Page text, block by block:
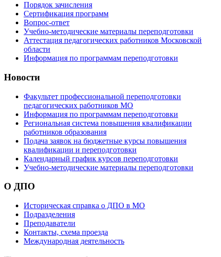
Порядок зачисления
Сертификация программ
Вопрос-ответ
Учебно-методические материалы переподготовки
Аттестация педагогических работников Московской
области
Информация по программам переподготовки
Новости
Факультет профессиональной переподготовки
педагогических работников МО
Информация по программам переподготовки
Региональная система повышения квалификации
работников образования
Подача заявок на бюджетные курсы повышения
квалификации и переподготовки
Календарный график курсов переподготовки
Учебно-методические материалы переподготовки
О ДПО
Историческая справка о ДПО в МО
Подразделения
Преподаватели
Контакты, схема проезда
Международная деятельность